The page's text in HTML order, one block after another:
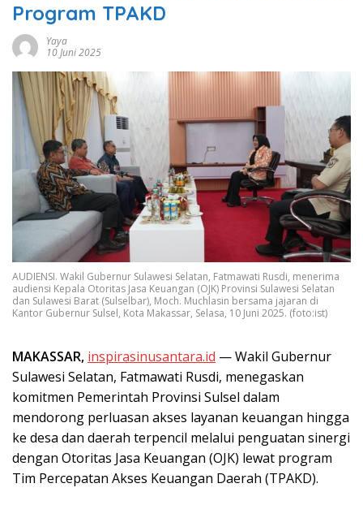
Program TPAKD
Yaya
10 Juni 2025
AUDIENSI. Wakil Gubernur Sulawesi Selatan, Fatmawati Rusdi, menerima
audiensi Kepala Otoritas Jasa Keuangan (OJK) Provinsi Sulawesi Selatan
dan Sulawesi Barat (Sulselbar), Moch. Muchlasin bersama jajaran di
Kantor Gubernur Sulsel, Kota Makassar, Selasa, 10 Juni 2025. (foto:ist)
MAKASSAR, inspirasinusantara.id — Wakil Gubernur
Sulawesi Selatan, Fatmawati Rusdi, menegaskan
komitmen Pemerintah Provinsi Sulsel dalam
mendorong perluasan akses layanan keuangan hingga
ke desa dan daerah terpencil melalui penguatan sinergi
dengan Otoritas Jasa Keuangan (OJK) lewat program
Tim Percepatan Akses Keuangan Daerah (TPAKD).